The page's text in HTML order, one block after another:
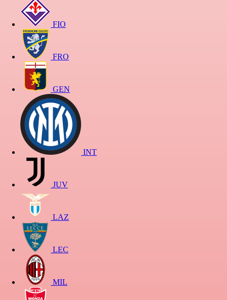
FIO
FRO
GEN
INT
JUV
LAZ
LEC
MIL